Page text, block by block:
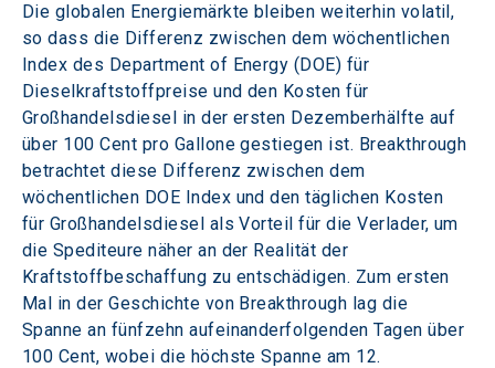
Die globalen Energiemärkte bleiben weiterhin volatil,
so dass die Differenz zwischen dem wöchentlichen
Index des Department of Energy (DOE) für
Dieselkraftstoffpreise und den Kosten für
Großhandelsdiesel in der ersten Dezemberhälfte auf
über 100 Cent pro Gallone gestiegen ist. Breakthrough
betrachtet diese Differenz zwischen dem
wöchentlichen DOE Index und den täglichen Kosten
für Großhandelsdiesel als Vorteil für die Verlader, um
die Spediteure näher an der Realität der
Kraftstoffbeschaffung zu entschädigen. Zum ersten
Mal in der Geschichte von Breakthrough lag die
Spanne an fünfzehn aufeinanderfolgenden Tagen über
100 Cent, wobei die höchste Spanne am 12.